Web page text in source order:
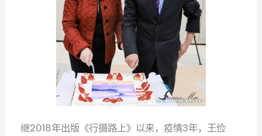
继2018年出版《行摄路上》以来，疫情3年，王俭